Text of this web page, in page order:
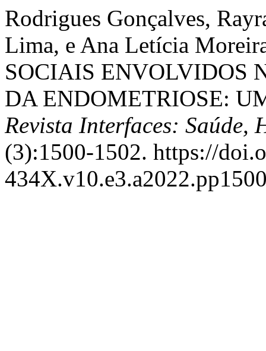
Rodrigues Gonçalves,
Lima, e Ana Letícia
SOCIAIS ENVOLVIDOS
DA ENDOMETRIOSE:
Revista Interfaces: Saúde,
(3):1500-1502. https://